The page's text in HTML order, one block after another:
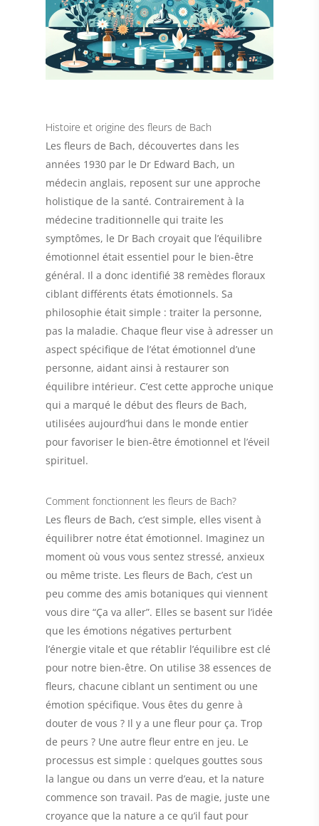
Histoire et origine des fleurs de Bach
Les fleurs de Bach, découvertes dans les
années 1930 par le Dr Edward Bach, un
médecin anglais, reposent sur une approche
holistique de la santé. Contrairement à la
médecine traditionnelle qui traite les
symptômes, le Dr Bach croyait que l’équilibre
émotionnel était essentiel pour le bien-être
général. Il a donc identifié 38 remèdes floraux
ciblant différents états émotionnels. Sa
philosophie était simple : traiter la personne,
pas la maladie. Chaque fleur vise à adresser un
aspect spécifique de l’état émotionnel d’une
personne, aidant ainsi à restaurer son
équilibre intérieur. C’est cette approche unique
qui a marqué le début des fleurs de Bach,
utilisées aujourd’hui dans le monde entier
pour favoriser le bien-être émotionnel et l’éveil
spirituel.
Comment fonctionnent les fleurs de Bach?
Les fleurs de Bach, c’est simple, elles visent à
équilibrer notre état émotionnel. Imaginez un
moment où vous vous sentez stressé, anxieux
ou même triste. Les fleurs de Bach, c’est un
peu comme des amis botaniques qui viennent
vous dire “Ça va aller”. Elles se basent sur l’idée
que les émotions négatives perturbent
l’énergie vitale et que rétablir l’équilibre est clé
pour notre bien-être. On utilise 38 essences de
fleurs, chacune ciblant un sentiment ou une
émotion spécifique. Vous êtes du genre à
douter de vous ? Il y a une fleur pour ça. Trop
de peurs ? Une autre fleur entre en jeu. Le
processus est simple : quelques gouttes sous
la langue ou dans un verre d’eau, et la nature
commence son travail. Pas de magie, juste une
croyance que la nature a ce qu’il faut pour